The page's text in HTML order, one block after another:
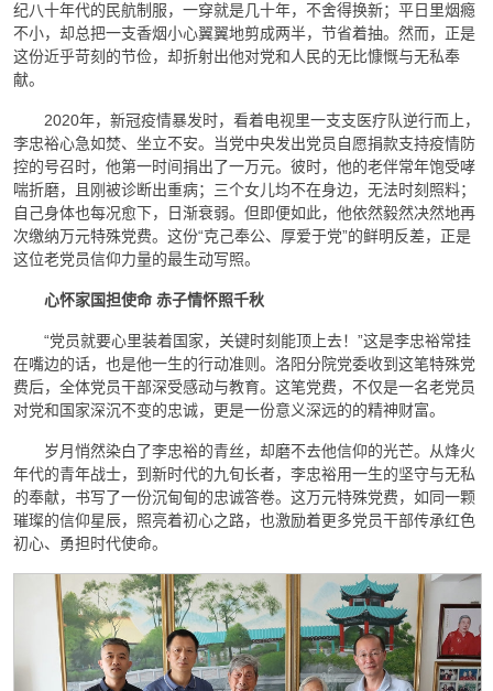
纪八十年代的民航制服，一穿就是几十年，不舍得换新；平日里烟瘾
不小，却总把一支香烟小心翼翼地剪成两半，节省着抽。然而，正是
这份近乎苛刻的节俭，却折射出他对党和人民的无比慷慨与无私奉
献。
2020年，新冠疫情暴发时，看着电视里一支支医疗队逆行而上，
李忠裕心急如焚、坐立不安。当党中央发出党员自愿捐款支持疫情防
控的号召时，他第一时间捐出了一万元。彼时，他的老伴常年饱受哮
喘折磨，且刚被诊断出重病；三个女儿均不在身边，无法时刻照料；
自己身体也每况愈下，日渐衰弱。但即便如此，他依然毅然决然地再
次缴纳万元特殊党费。这份“克己奉公、厚爱于党”的鲜明反差，正是
这位老党员信仰力量的最生动写照。
心怀家国担使命 赤子情怀照千秋
“党员就要心里装着国家，关键时刻能顶上去！”这是李忠裕常挂
在嘴边的话，也是他一生的行动准则。洛阳分院党委收到这笔特殊党
费后，全体党员干部深受感动与教育。这笔党费，不仅是一名老党员
对党和国家深沉不变的忠诚，更是一份意义深远的的精神财富。
岁月悄然染白了李忠裕的青丝，却磨不去他信仰的光芒。从烽火
年代的青年战士，到新时代的九旬长者，李忠裕用一生的坚守与无私
的奉献，书写了一份沉甸甸的忠诚答卷。这万元特殊党费，如同一颗
璀璨的信仰星辰，照亮着初心之路，也激励着更多党员干部传承红色
初心、勇担时代使命。